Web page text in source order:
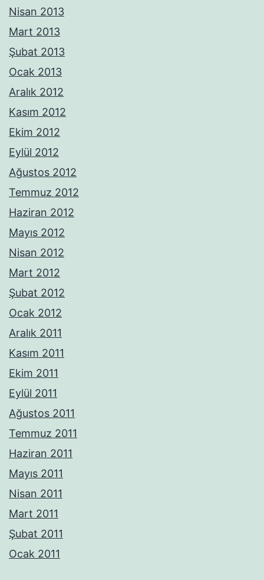
Nisan 2013
Mart 2013
Şubat 2013
Ocak 2013
Aralık 2012
Kasım 2012
Ekim 2012
Eylül 2012
Ağustos 2012
Temmuz 2012
Haziran 2012
Mayıs 2012
Nisan 2012
Mart 2012
Şubat 2012
Ocak 2012
Aralık 2011
Kasım 2011
Ekim 2011
Eylül 2011
Ağustos 2011
Temmuz 2011
Haziran 2011
Mayıs 2011
Nisan 2011
Mart 2011
Şubat 2011
Ocak 2011